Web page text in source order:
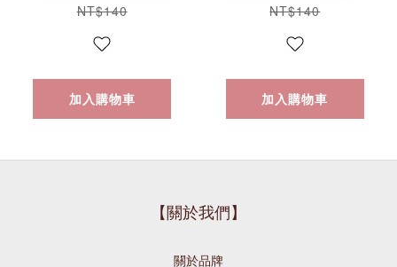
NT$140
加入購物車
NT$140
加入購物車
【關於我們】
關於品牌